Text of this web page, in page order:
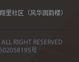
里社区（风华国韵楼）
RIGHT RESERVED
号